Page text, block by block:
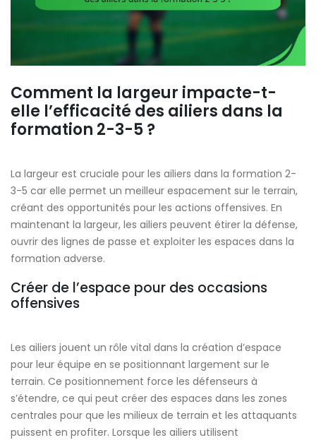
Comment la largeur impacte-t-
elle l’efficacité des ailiers dans la
formation 2-3-5 ?
La largeur est cruciale pour les ailiers dans la formation 2-
3-5 car elle permet un meilleur espacement sur le terrain,
créant des opportunités pour les actions offensives. En
maintenant la largeur, les ailiers peuvent étirer la défense,
ouvrir des lignes de passe et exploiter les espaces dans la
formation adverse.
Créer de l’espace pour des occasions
offensives
Les ailiers jouent un rôle vital dans la création d’espace
pour leur équipe en se positionnant largement sur le
terrain. Ce positionnement force les défenseurs à
s’étendre, ce qui peut créer des espaces dans les zones
centrales pour que les milieux de terrain et les attaquants
puissent en profiter. Lorsque les ailiers utilisent